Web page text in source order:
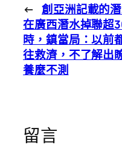
← 創亞洲記載的
在廣西潛水掉聯超
時，鎮當局：以前
往救濟，不了解出
養麼不測
留言